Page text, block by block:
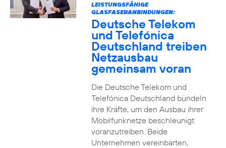
LEISTUNGSFÄHIGE
GLASFASERANBINDUNGEN:
Deutsche Telekom
und Telefónica
Deutschland treiben
Netzausbau
gemeinsam voran
Die Deutsche Telekom und
Telefónica Deutschland bündeln
ihre Kräfte, um den Ausbau ihrer
Mobilfunknetze beschleunigt
voranzutreiben. Beide
Unternehmen vereinbarten,